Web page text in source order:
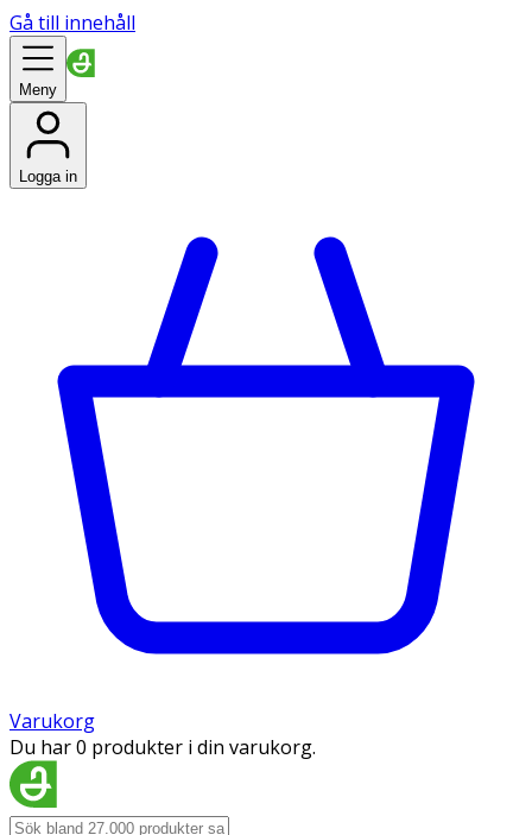
Gå till innehåll
Meny
Logga in
Varukorg
Du har 0 produkter i din varukorg.